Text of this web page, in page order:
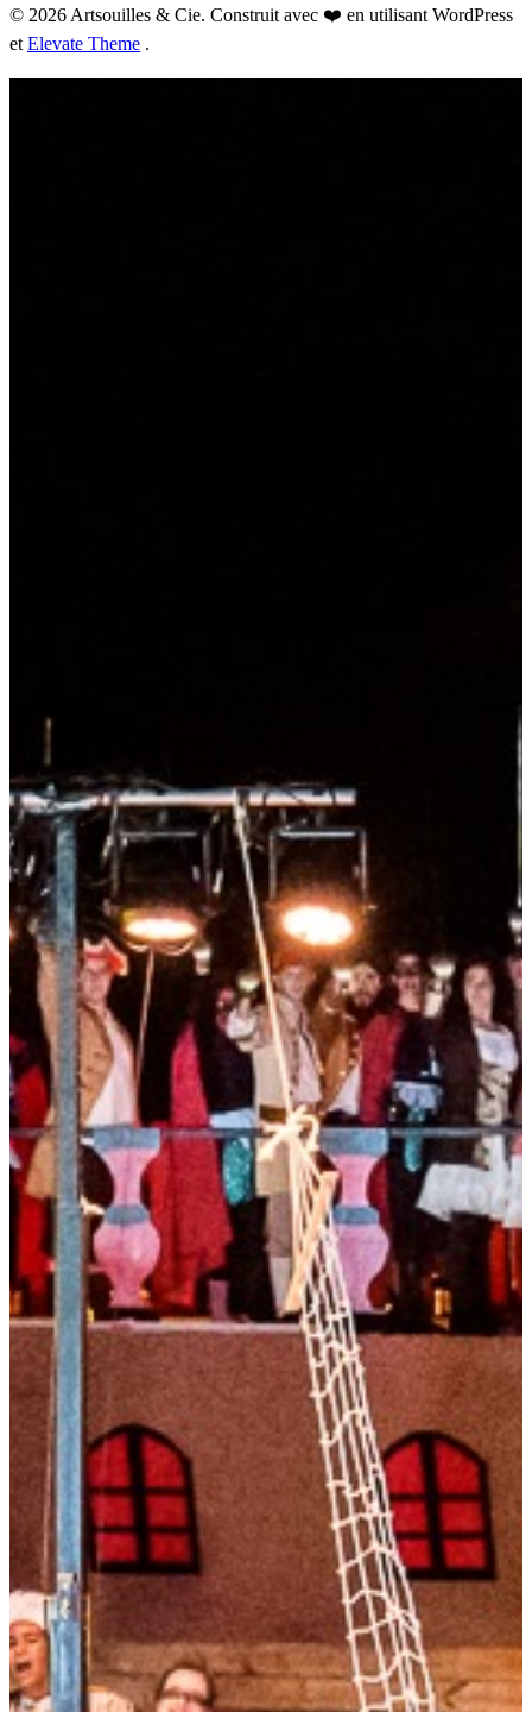
© 2026 Artsouilles & Cie. Construit avec ❤️ en utilisant WordPress
et Elevate Theme .